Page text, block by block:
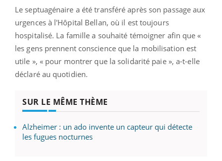
Le septuagénaire a été transféré après son passage aux
urgences à l'Hôpital Bellan, où il est toujours
hospitalisé. La famille a souhaité témoigner afin que «
les gens prennent conscience que la mobilisation est
utile », « pour montrer que la solidarité paie », a-t-elle
déclaré au quotidien.
SUR LE MÊME THÈME
Alzheimer : un ado invente un capteur qui détecte
les fugues nocturnes